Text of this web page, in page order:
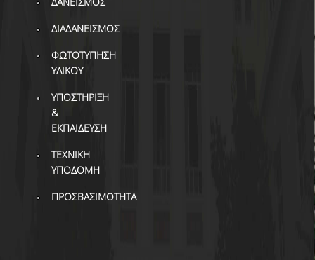
ΔΙΑΔΑΝΕΙΣΜΟΣ
ΦΩΤΟΤΥΠΗΣΗ
ΥΛΙΚΟΥ
ΥΠΟΣΤΗΡΙΞΗ
&
ΕΚΠΑΙΔΕΥΣΗ
ΤΕΧΝΙΚΗ
ΥΠΟΔΟΜΗ
ΠΡΟΣΒΑΣΙΜΟΤΗΤΑ